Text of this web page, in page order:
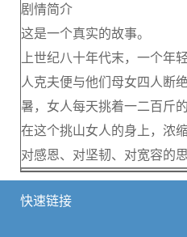
剧情简介
这是一个真实的故事。
上世纪八十年代末，一个年
人克夫便与他们母女四人断
暑，女人每天挑着一二百斤
在这个挑山女人的身上，浓
对感恩、对坚韧、对宽容的
快速链接